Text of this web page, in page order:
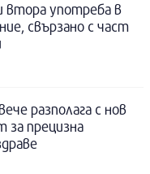
втора употреба в
свързано с част
разполага с нов
за прецизна